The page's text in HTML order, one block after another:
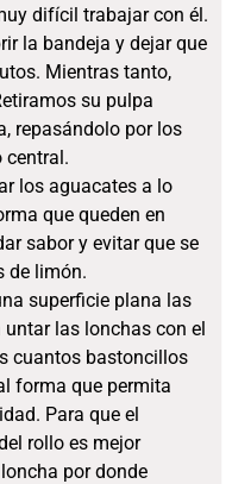
difícil trabajar con él.
la bandeja y dejar que
Mientras tanto,
su pulpa
repasándolo por los
central.
los aguacates a lo
que queden en
sabor y evitar que se
de limón.
superficie plana las
las lonchas con el
cuantos bastoncillos
forma que permita
Para que el
rollo es mejor
por donde